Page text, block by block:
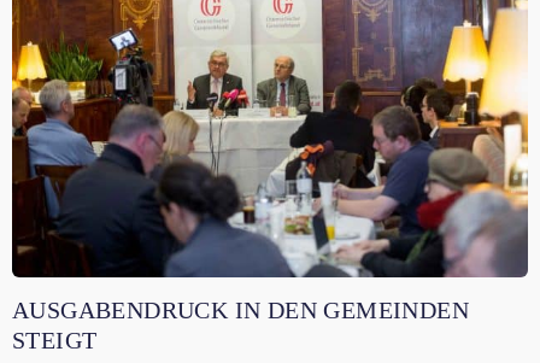
AUSGABENDRUCK IN DEN GEMEINDEN
STEIGT